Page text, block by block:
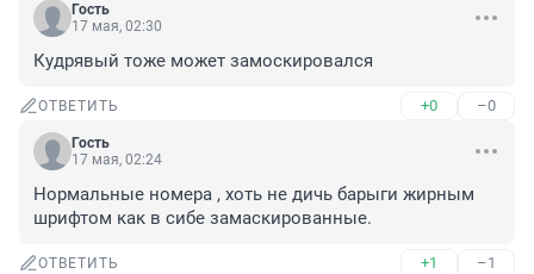
Гость
17 мая, 02:30
Кудрявый тоже может замоскировался
ОТВЕТИТЬ +0 –0
Гость
17 мая, 02:24
Нормальные номера , хоть не дичь барыги жирным
шрифтом как в сибе замаскированные.
ОТВЕТИТЬ +1 –1